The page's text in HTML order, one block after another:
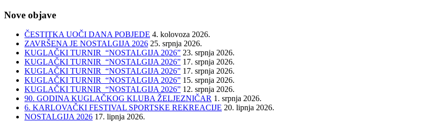
Nove objave
ČESTITKA UOČI DANA POBJEDE 4. kolovoza 2026.
ZAVRŠENA JE NOSTALGIJA 2026 25. srpnja 2026.
KUGLAČKI TURNIR “NOSTALGIJA 2026” 23. srpnja 2026.
KUGLAČKI TURNIR “NOSTALGIJA 2026” 17. srpnja 2026.
KUGLAČKI TURNIR “NOSTALGIJA 2026” 17. srpnja 2026.
KUGLAČKI TURNIR “NOSTALGIJA 2026” 15. srpnja 2026.
KUGLAČKI TURNIR “NOSTALGIJA 2026” 12. srpnja 2026.
90. GODINA KUGLAČKOG KLUBA ŽELJEZNIČAR 1. srpnja 2026.
6. KARLOVAČKI FESTIVAL SPORTSKE REKREACIJE 20. lipnja 2026.
NOSTALGIJA 2026 17. lipnja 2026.